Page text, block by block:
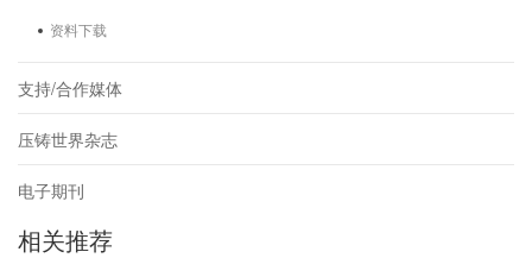
资料下载
支持/合作媒体
压铸世界杂志
电子期刊
相关推荐